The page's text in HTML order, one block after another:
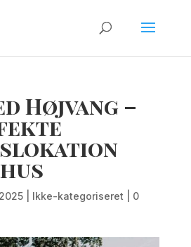
Højvang –
| Ikke-kategoriseret
0